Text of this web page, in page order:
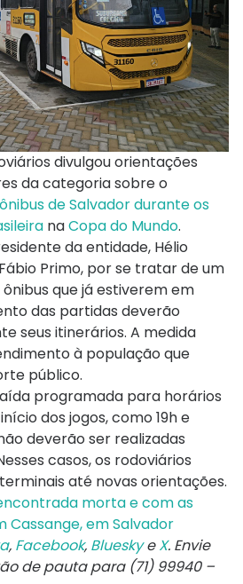
divulgou orientações
da categoria sobre o
de Salvador durante os
naCopa do Mundo.
da entidade, Hélio
Primo, por se tratar de um
que já estiverem em
das partidas deverão
seus itinerários. A medida
à população que
público.
programada para horários
dos jogos, como 19h e
deverão ser realizadas
casos, os rodoviários
até novas orientações.
morta e com as
Cassange, em Salvador
, Facebook, BlueskyeX. Envie
de pauta para (71) 99940 –